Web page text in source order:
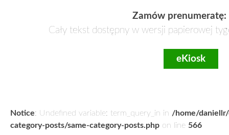
Zamów prenumeratę:
Cały tekst dostępny w wersji papierowej
eKiosk
Notice: Undefined variable: term_query_in in /home/
category-posts/same-category-posts.php on line 566